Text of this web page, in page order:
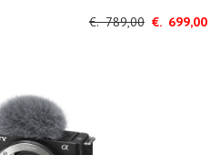
€. 789,00 €. 699,00